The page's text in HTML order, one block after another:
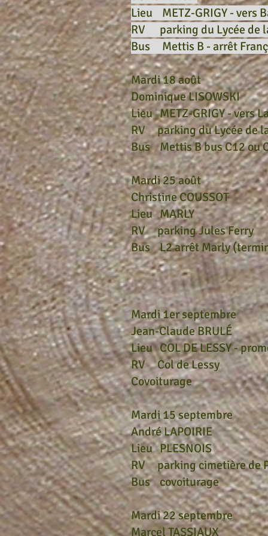
Lieu METZ-GRIGY - vers
RV parking du Lycée de
Bus Mettis B - arrêt
Mardi 18 août
Dominique LISOWSKI
Lieu METZ-GRIGY - vers
RV parking du Lycée de
Bus Mettis B bus C12 ou
Mardi 25 août
Christine COUSSOT
Lieu MARLY
RV parking Jules Ferry
Bus L2 arrêt Marly
Mardi 1er septembre
Jean-Claude BRULÉ
Lieu COL DE LESSY -
RV Col de Lessy
Covoiturage
Mardi 15 septembre
André LAPOIRIE
Lieu PLESNOIS
RV parking cimetière de
Bus covoiturage
Mardi 22 septembre
Marcel TASSIAUX